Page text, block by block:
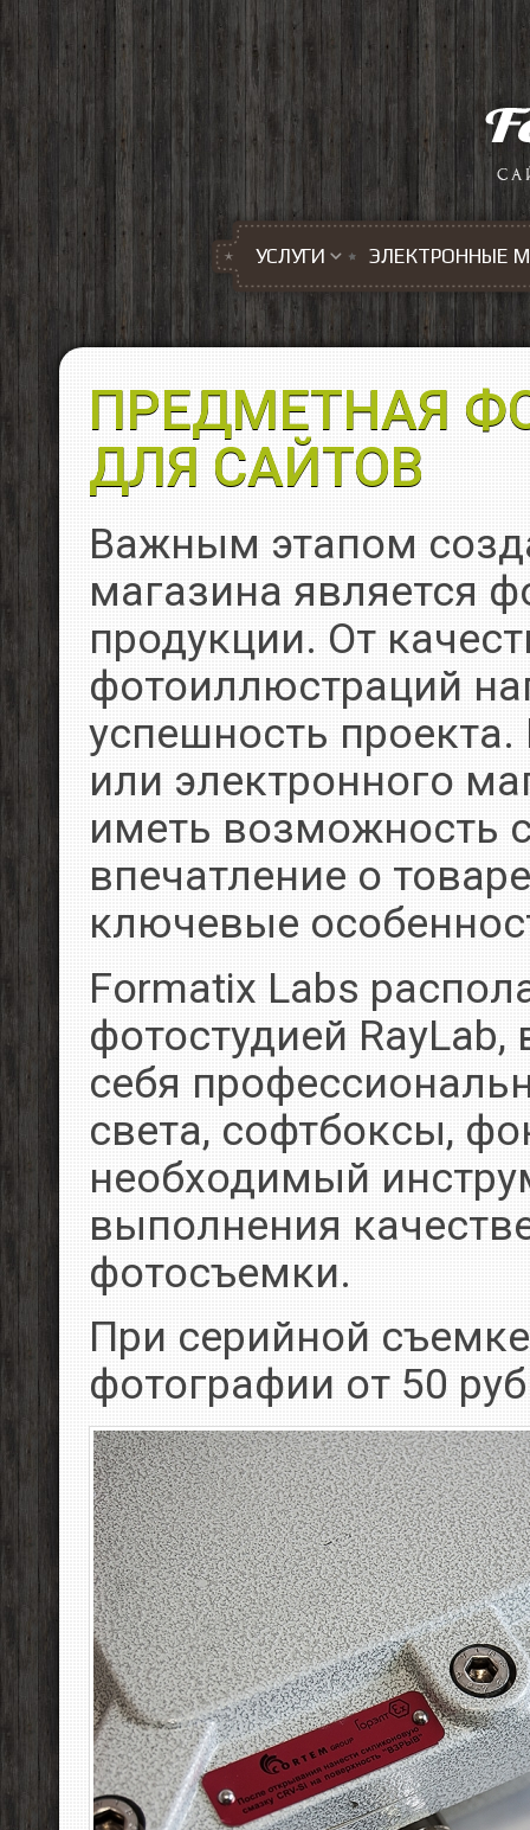
Перейти к основному содержанию
УСЛУГИ ЭЛЕКТРОННЫЕ
ПРЕДМЕТНАЯ
ДЛЯ САЙТОВ
Важным этапом
магазина является
продукции. От
фотоиллюстраций
успешность проекта.
или электронного
иметь возможность
впечатление о
ключевые
Formatix Labs
фотостудией
себя
света, софтбоксы,
необходимый
выполнения
фотосъемки.
При серийной
фотографии от 50